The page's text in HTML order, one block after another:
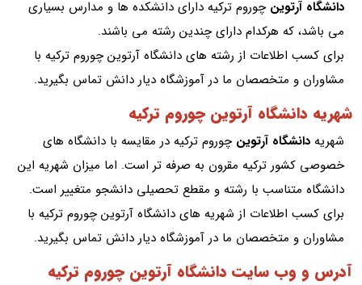
دانشگاه آرتوین چوروم ترکیه دارای دانشکده ها و مدارس بسیاری
می باشد، که هرکدام دارای چندین رشته می باشند.
برای کسب اطلاعات از رشته های دانشگاه آرتوین چوروم ترکیه با
مشاوران و متخصصان ما در آموزشگاه دیار دانش تماس بگیرید.
شهریه دانشگاه آرتوین چوروم ترکیه
شهریه دانشگاه آرتوین چوروم ترکیه در مقایسه با دانشگاه های
خصوصی کشور ترکیه مقرون به صرفه تر است. اما میزان شهریه این
دانشگاه متناسب با رشته و مقطع تحصیلی دانشجو متغییر است.
برای کسب اطلاعات از شهریه های دانشگاه آرتوین چوروم ترکیه با
مشاوران و متخصصان ما در آموزشگاه دیار دانش تماس بگیرید.
آدرس و وب سایت دانشگاه آرتوین چوروم ترکیه